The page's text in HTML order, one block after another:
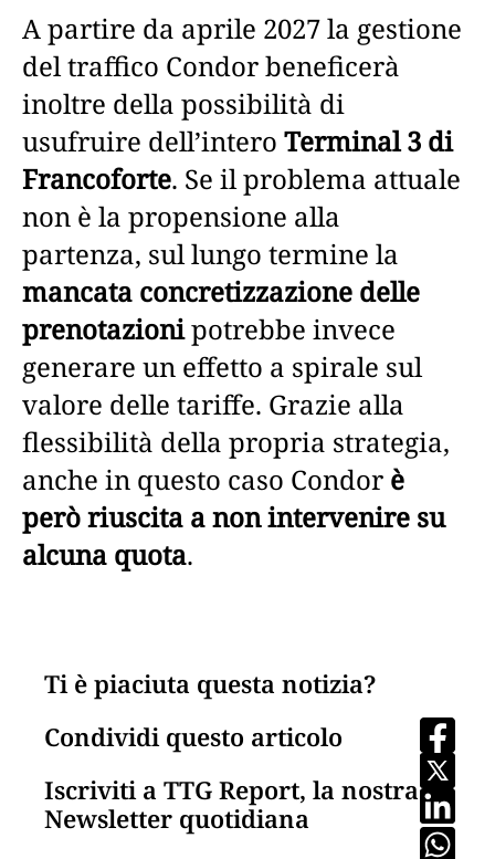
A partire da aprile 2027 la gestione
del traffico Condor beneficerà
inoltre della possibilità di
usufruire dell’intero Terminal 3 di
Francoforte. Se il problema attuale
non è la propensione alla
partenza, sul lungo termine la
mancata concretizzazione delle
prenotazionipotrebbe invece
generare un effetto a spirale sul
valore delle tariffe. Grazie alla
flessibilità della propria strategia,
anche in questo caso Condor è
però riuscita a non intervenire su
alcuna quota.
Ti è piaciuta questa notizia?
Condividi questo articolo
Iscriviti a TTG Report, la nostra
Newsletter quotidiana